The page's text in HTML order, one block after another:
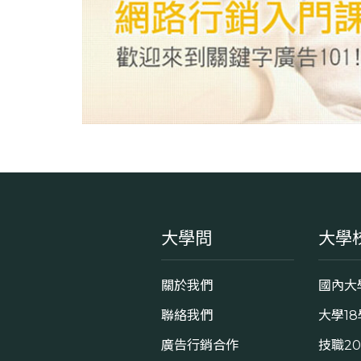
大學問
關於我們
聯絡我們
廣告行銷合作
大學
國內大
大學
技職